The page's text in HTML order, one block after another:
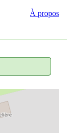
À propos